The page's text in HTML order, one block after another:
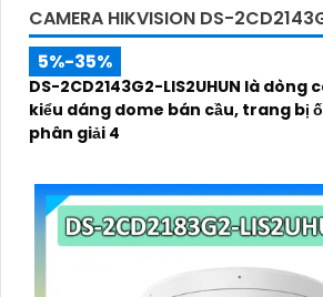
CAMERA HIKVISION DS-
5%-35%
DS-2CD2143G2-LIS2UHUN là
kiểu dáng dome bán cầu, trang bị
phân giải 4